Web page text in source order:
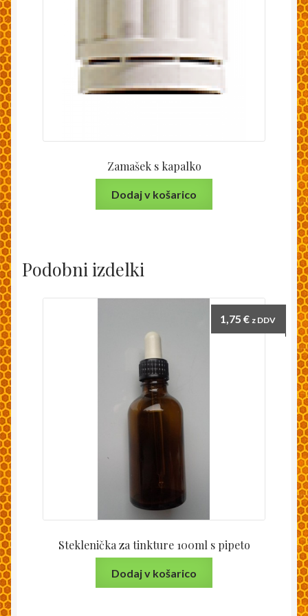
Zamašek s kapalko
Dodaj v košarico
Podobni izdelki
Steklenička za tinkture 100ml s pipeto
1,75€ z DDV
Dodaj v košarico